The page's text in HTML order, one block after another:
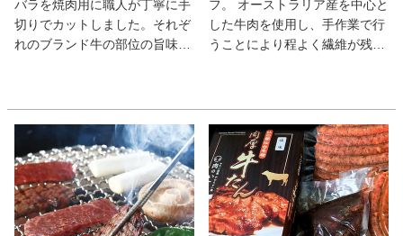
バラを焼肉用に職人が丁寧に手
切りでカットしました。それぞ
れのブランド牛の部位の旨味や
の脂から生まれる美しい霜降り
は、長く続く伝統と血統によっ
て守り続けられ、甘み成分が強
いお肉となっています。松阪牛
は脂が細かく入ったバランスの
良いお肉で、見た目にも美し
フ。 オーストラリア産を中心と
した牛肉を使用し、手作業で行
うことにより程よく繊維が残
至福の味わいをお愉しみいただ
けます。 山葵醤油をたらりと、
コンビーフTKGとしても全国的
に根強い人気を誇る逸品です。